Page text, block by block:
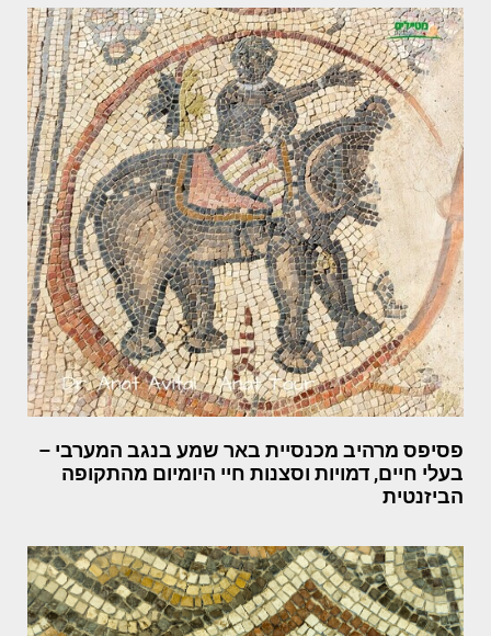
פסיפס מרהיב מכנסיית באר שמע בנגב המערבי –
בעלי חיים, דמויות וסצנות חיי היומיום מהתקופה
הביזנטית